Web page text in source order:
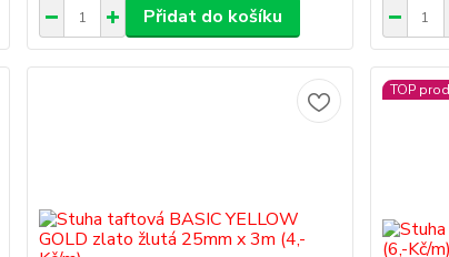
Přidat do košíku
TOP